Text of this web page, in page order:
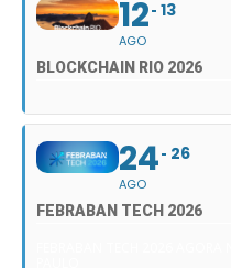
12
AGO
13
BLOCKCHAIN RIO 2026
24
AGO
26
FEBRABAN TECH 2026